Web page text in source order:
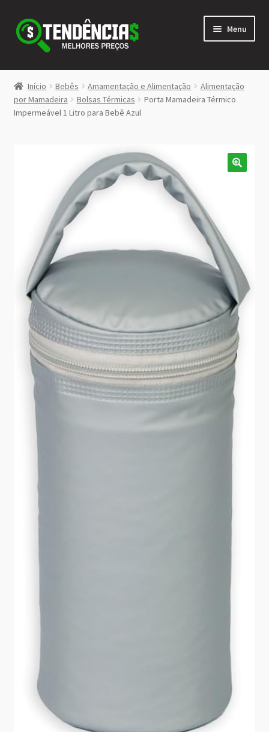
Pular
para
navegação
Pular
para
conteúdo
Menu
LOJA
<>
Início Bebês Amamentação e Alimentação
Alimentação
por Mamadeira
Bolsas Térmicas
Porta Mamadeira Térmico
Impermeável 1 Litro para Bebê Azul